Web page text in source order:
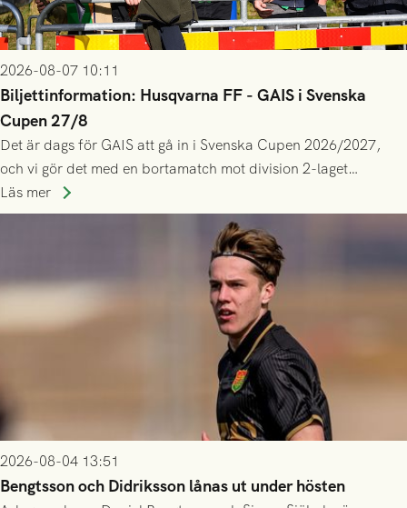
2026-08-07 10:11
Biljettinformation: Husqvarna FF - GAIS i Svenska
Cupen 27/8
Det är dags för GAIS att gå in i Svenska Cupen 2026/2027,
och vi gör det med en bortamatch mot division 2-laget
Husqvarna FF. Häng med och stötta grönsvart på plats!
Läs mer
2026-08-04 13:51
Bengtsson och Didriksson lånas ut under hösten